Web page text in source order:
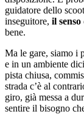
guidatore dello
inseguitore, il
bene.
Ma le gare, siamo i
e in un ambiente
pista chiusa,
strada c’è al
giro, già messa a
sentire il bisogno